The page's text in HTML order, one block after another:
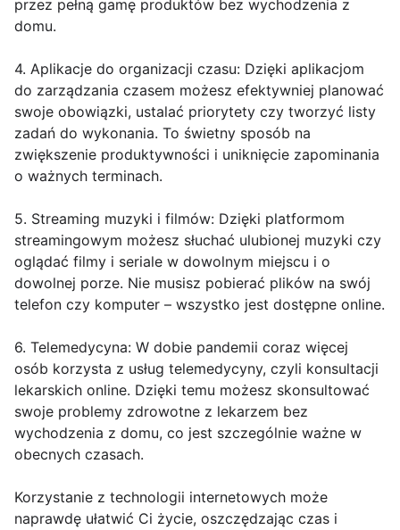
przez pełną gamę produktów bez wychodzenia z
domu.
4. Aplikacje do organizacji czasu: Dzięki aplikacjom
do zarządzania czasem możesz efektywniej planować
swoje obowiązki, ustalać priorytety czy tworzyć listy
zadań do wykonania. To świetny sposób na
zwiększenie produktywności i uniknięcie zapominania
o ważnych terminach.
5. Streaming muzyki i filmów: Dzięki platformom
streamingowym możesz słuchać ulubionej muzyki czy
oglądać filmy i seriale w dowolnym miejscu i o
dowolnej porze. Nie musisz pobierać plików na swój
telefon czy komputer – wszystko jest dostępne online.
6. Telemedycyna: W dobie pandemii coraz więcej
osób korzysta z usług telemedycyny, czyli konsultacji
lekarskich online. Dzięki temu możesz skonsultować
swoje problemy zdrowotne z lekarzem bez
wychodzenia z domu, co jest szczególnie ważne w
obecnych czasach.
Korzystanie z technologii internetowych może
naprawdę ułatwić Ci życie, oszczędzając czas i